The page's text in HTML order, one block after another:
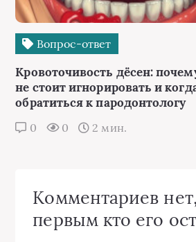
Вопрос-ответ
Кровоточивость дёсен:
не стоит игнорировать и
обратиться к пародонтологу
0 0 2 мин.
Комментариев
первым кто его